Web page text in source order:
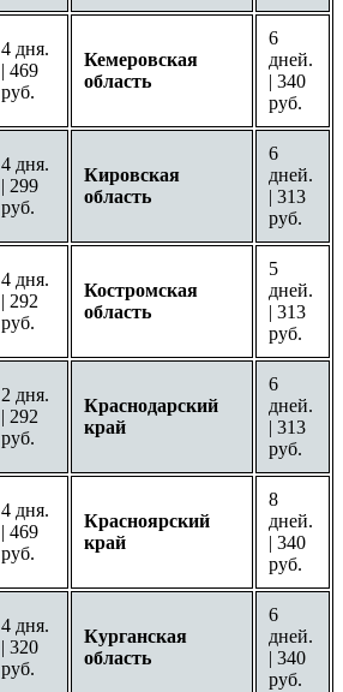
4 дня.
| 469
руб.
Кемеровская
область
6
дней.
| 340
руб.
4 дня.
| 299
руб.
Кировская
область
6
дней.
| 313
руб.
4 дня.
| 292
руб.
Костромская
область
5
дней.
| 313
руб.
2 дня.
| 292
руб.
Краснодарский
край
6
дней.
| 313
руб.
4 дня.
| 469
руб.
Красноярский
край
8
дней.
| 340
руб.
4 дня.
| 320
руб.
Курганская
область
6
дней.
| 340
руб.